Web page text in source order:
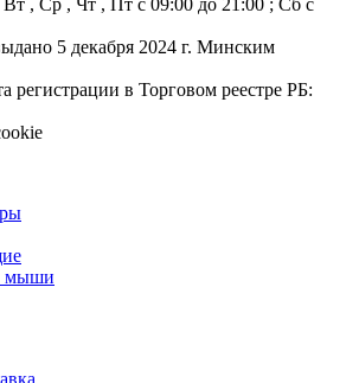
, Ср , Чт , Пт c 09:00 до 21:00 ; Сб c
5 декабря 2024 г. Минским
регистрации в Торговом реестре РБ:
мыши